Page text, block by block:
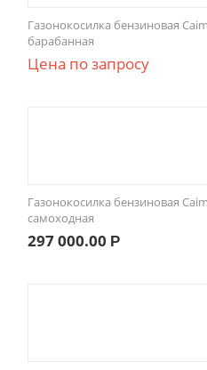
Газонокосилка бензиновая
барабанная
Цена по запросу
Газонокосилка бензиновая
самоходная
297 000.00 Р